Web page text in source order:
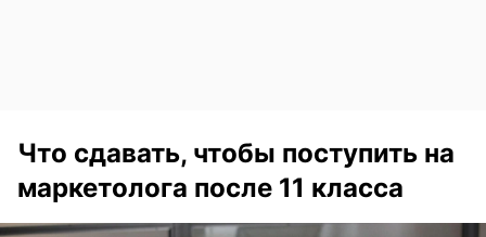
Что сдавать, чтобы поступить на
маркетолога после 11 класса